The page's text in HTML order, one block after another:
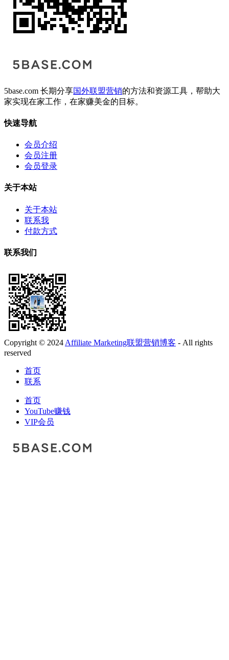
5base.com 长期分享国外联盟营销的方法和资源工具，帮助大
家实现在家工作，在家赚美金的目标。
快速导航
会员介绍
会员注册
会员登录
关于本站
关于本站
联系我
付款方式
联系我们
Copyright © 2024 Affiliate Marketing联盟营销博客 - All rights
reserved
首页
联系
首页
YouTube赚钱
VIP会员